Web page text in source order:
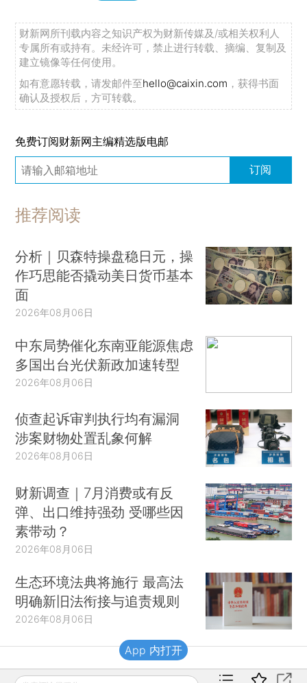
财新网所刊载内容之知识产权为财新传媒及/或相关权利人
专属所有或持有。未经许可，禁止进行转载、摘编、复制及
建立镜像等任何使用。
如有意愿转载，请发邮件至hello@caixin.com ，获得书面
确认及授权后，方可转载。
免费订阅财新网主编精选版电邮
订阅
推荐阅读
分析｜贝森特操盘稳日元，操
作巧思能否撬动美日货币基本
面
2026年08月06日
中东局势催化东南亚能源焦虑
多国出台光伏新政加速转型
2026年08月06日
侦查起诉审判执行均有漏洞
涉案财物处置乱象何解
2026年08月06日
财新调查｜7月消费或有反
弹、出口维持强劲 受哪些因
素带动？
2026年08月06日
生态环境法典将施行 最高法
明确新旧法衔接与追责规则
2026年08月06日
财新移动
App 内打开